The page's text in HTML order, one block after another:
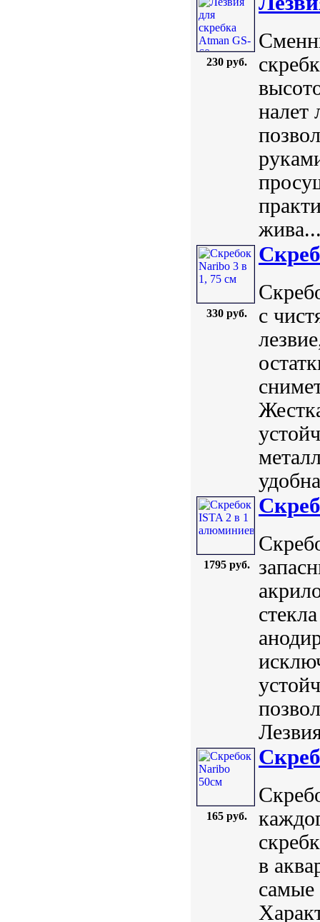
230 руб.
налет
330 руб.
с
1795 руб.
165 руб.
в
самые